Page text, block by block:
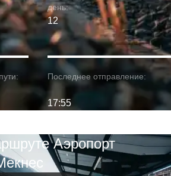
день:
12
Последнее отправление:
17:55
Аэропорт